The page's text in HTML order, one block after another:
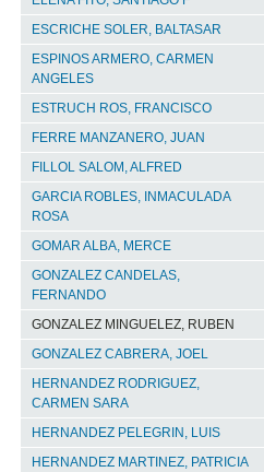
ESCRICHE SOLER, BALTASAR
ESPINOS ARMERO, CARMEN
ANGELES
ESTRUCH ROS, FRANCISCO
FERRE MANZANERO, JUAN
FILLOL SALOM, ALFRED
GARCIA ROBLES, INMACULADA
ROSA
GOMAR ALBA, MERCE
GONZALEZ CANDELAS,
FERNANDO
GONZALEZ MINGUELEZ, RUBEN
GONZALEZ CABRERA, JOEL
HERNANDEZ RODRIGUEZ,
CARMEN SARA
HERNANDEZ PELEGRIN, LUIS
HERNANDEZ MARTINEZ, PATRICIA